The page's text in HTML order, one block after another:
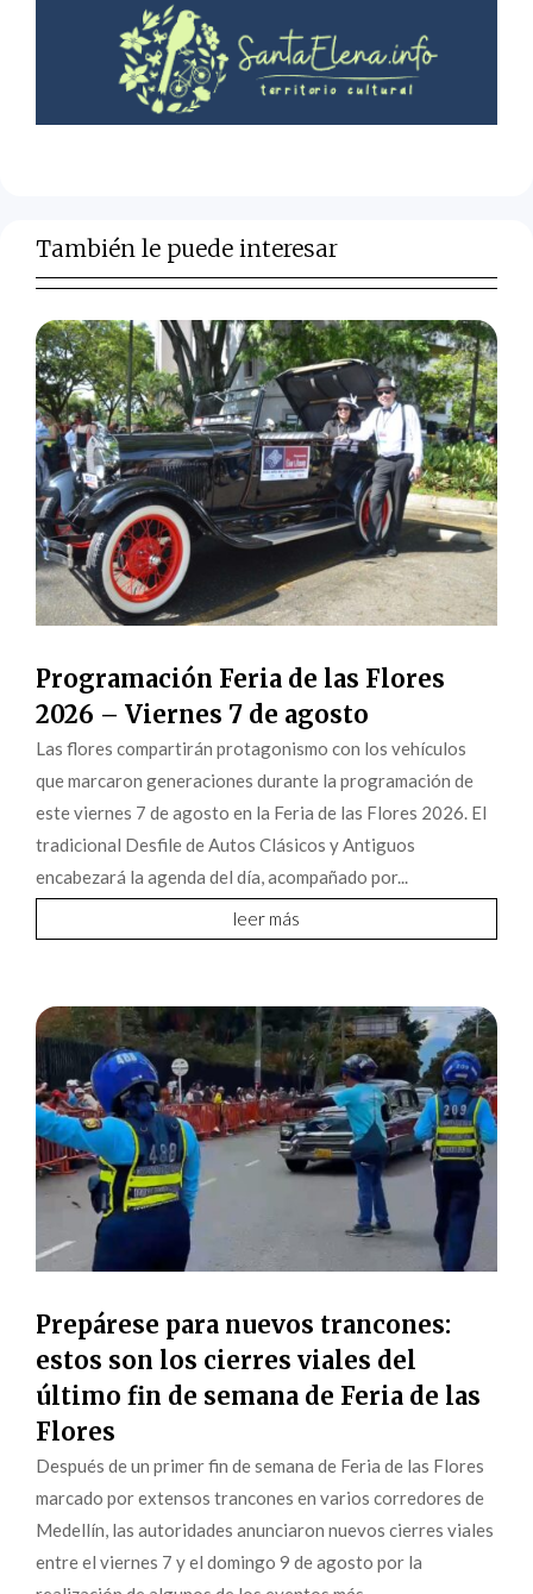
También le puede interesar
Programación Feria de las Flores
2026 – Viernes 7 de agosto
Las flores compartirán protagonismo con los vehículos
que marcaron generaciones durante la programación de
este viernes 7 de agosto en la Feria de las Flores 2026. El
tradicional Desfile de Autos Clásicos y Antiguos
encabezará la agenda del día, acompañado por...
leer más
Prepárese para nuevos trancones:
estos son los cierres viales del
último fin de semana de Feria de las
Flores
Después de un primer fin de semana de Feria de las Flores
marcado por extensos trancones en varios corredores de
Medellín, las autoridades anunciaron nuevos cierres viales
entre el viernes 7 y el domingo 9 de agosto por la